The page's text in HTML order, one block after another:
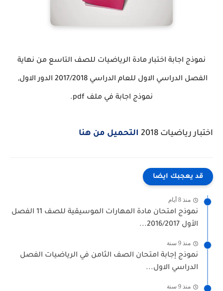
نموذج اجابة اختبار مادة الرياضيات للصف التاسع من نهاية
الفصل الدراسي الاول للعام الدراسي 2017/2018 الدور الاول,
نموذج اجابة في ملف pdf.
اختبار رياضيات 2018 التحميل من هنا
قد يعجبك ايضا
منذ 8 أيام
نموذج امتحان مادة المهارات الموسيقية للصف 11 الفصل
الأول 2016/2017...
منذ 9 سنة
نموذج إجابة امتحان الصف الثامن في الرياضيات الفصل
الدراسي الاول...
منذ 9 سنة